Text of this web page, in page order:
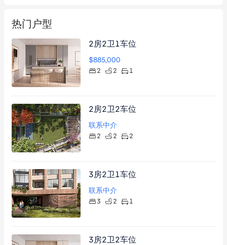
热门户型
2房2卫1车位
$885,000
2 2 1
2房2卫2车位
联系中介
2 2 2
3房2卫1车位
联系中介
3 2 1
3房2卫2车位